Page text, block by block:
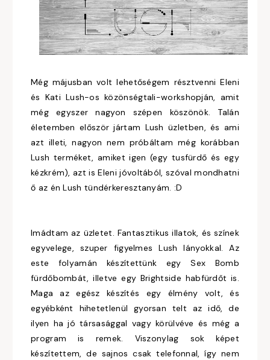
Még májusban volt lehetőségem résztvenni Eleni
és Kati Lush-os közönségtali-workshopján, amit
még egyszer nagyon szépen köszönök. Talán
életemben először jártam Lush üzletben, és ami
azt illeti, nagyon nem próbáltam még korábban
Lush terméket, amiket igen (egy tusfürdő és egy
kézkrém), azt is Eleni jóvoltából, szóval mondhatni
ő az én Lush tündérkeresztanyám. :D
Imádtam az üzletet. Fantasztikus illatok, és színek
egyvelege, szuper figyelmes Lush lányokkal. Az
este folyamán készítettünk egy Sex Bomb
fürdőbombát, illetve egy Brightside habfürdőt is.
Maga az egész készítés egy élmény volt, és
egyébként hihetetlenül gyorsan telt az idő, de
ilyen ha jó társasággal vagy körülvéve és még a
program is remek. Viszonylag sok képet
készítettem, de sajnos csak telefonnal, így nem